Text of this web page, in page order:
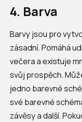
4. Barva
Barvy jsou pro
zásadní. Pomáhá
večera a existuje
svůj prospěch.
jedno barevné
své barevné
závěsy a další.